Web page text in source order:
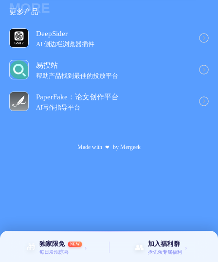
🎁 独家限免 NEW
每日发现惊喜
› 👥 加入福利群
抢先领专属福利
›
MORE
更多产品
DeepSider
AI 侧边栏浏览器插件
易搜站
帮助产品找到最佳的投放平台
PaperFake：论文创作平台
AI写作指导平台
Made with ❤ by Mergeek